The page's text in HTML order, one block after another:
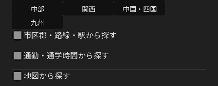
中部
関西
中国・四国
九州
市区郡・路線・駅から探す
通勤・通学時間から探す
地図から探す